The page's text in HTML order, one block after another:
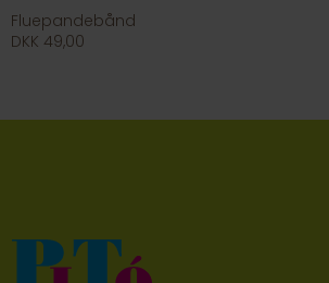
Fluepandebånd
DKK 49,00